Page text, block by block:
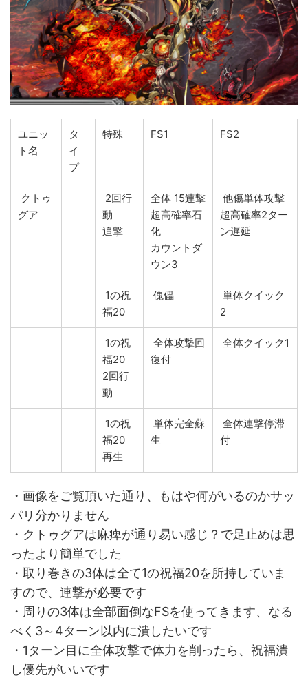
ユニッ
ト名
タ
イ
プ
特殊 FS1 FS2
クトゥ
グア
2回行
動
追撃
全体 15連撃
超高確率石
化
カウントダ
ウン3
他傷単体攻撃
超高確率2ター
ン遅延
1の祝
福20
傀儡
単体クイック
2
1の祝
福20
2回行
動
全体攻撃回
復付
全体クイック1
1の祝
福20
再生
単体完全蘇
生
全体連撃停滞
付
・画像をご覧頂いた通り、もはや何がいるのかサッ
パリ分かりません
・クトゥグアは麻痺が通り易い感じ？で足止めは思
ったより簡単でした
・取り巻きの3体は全て1の祝福20を所持していま
すので、連撃が必要です
・周りの3体は全部面倒なFSを使ってきます、なる
べく3～4ターン以内に潰したいです
・1ターン目に全体攻撃で体力を削ったら、祝福潰
し優先がいいです